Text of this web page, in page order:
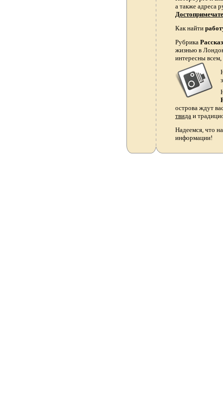
а также адреса
Как найти
Рубрика
жизнью в
интересны
острова ждут
твида и
Надеемся, что
информации!